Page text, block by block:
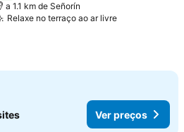
a 1.1 km de Señorín
Relaxe no terraço ao ar livre
Ver preços